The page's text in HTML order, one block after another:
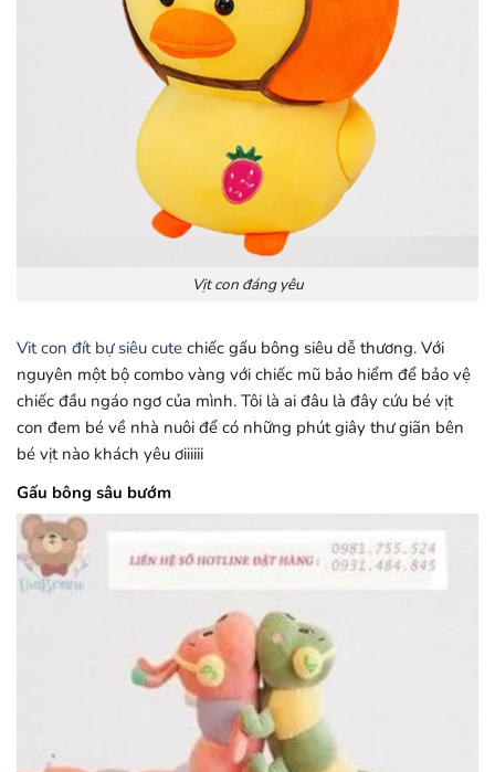
Vịt con đáng yêu
Vit con đít bự siêu cute chiếc gấu bông siêu dễ thương. Với
nguyên một bộ combo vàng với chiếc mũ bảo hiểm để bảo vệ
chiếc đầu ngáo ngơ của mình. Tôi là ai đâu là đây cứu bé vịt
con đem bé về nhà nuôi để có những phút giây thư giãn bên
bé vịt nào khách yêu ơiiiiii
Gấu bông sâu bướm